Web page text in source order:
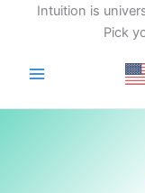
Intuition is
Pick